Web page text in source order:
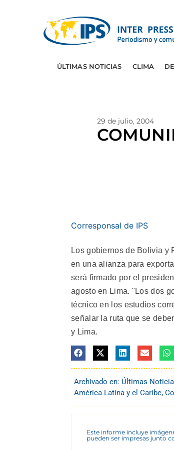
ÚLTIMAS NOTICIAS CLIMA
29 de julio, 2004
Corresponsal de IPS
Los gobiernos de Bolivia y
en una alianza para
será firmado por el
agosto en Lima. "Los dos
técnico en los estudios
señalar la ruta que se
y Lima.
Archivado en: Últimas
América Latina y el Caribe,
Este informe incluye
pueden ser impresas junto